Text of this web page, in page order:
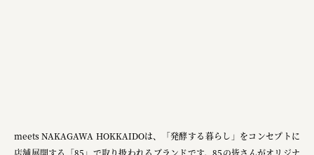
株式会社ニューテックシンセイ
meets NAKAGAWA HOKKAIDOは、「発酵する暮らし」をコンセプトに